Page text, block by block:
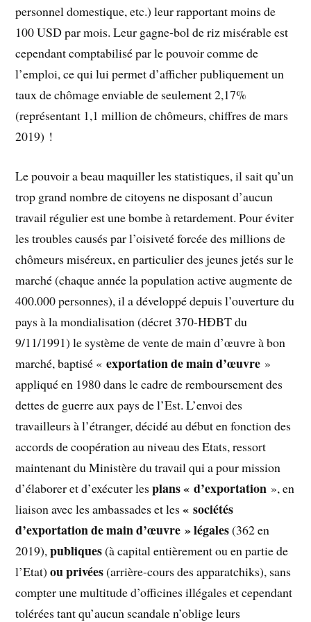
personnel domestique, etc.) leur rapportant moins de
100 USD par mois. Leur gagne-bol de riz misérable est
cependant comptabilisé par le pouvoir comme de
l’emploi, ce qui lui permet d’afficher publiquement un
taux de chômage enviable de seulement 2,17%
(représentant 1,1 million de chômeurs, chiffres de mars
2019) !
Le pouvoir a beau maquiller les statistiques, il sait qu’un
trop grand nombre de citoyens ne disposant d’aucun
travail régulier est une bombe à retardement. Pour éviter
les troubles causés par l’oisiveté forcée des millions de
chômeurs miséreux, en particulier des jeunes jetés sur le
marché (chaque année la population active augmente de
400.000 personnes), il a développé depuis l’ouverture du
pays à la mondialisation (décret 370-HĐBT du
9/11/1991) le système de vente de main d’œuvre à bon
marché, baptisé «exportation de main d’œuvre »
appliqué en 1980 dans le cadre de remboursement des
dettes de guerre aux pays de l’Est. L’envoi des
travailleurs à l’étranger, décidé au début en fonction des
accords de coopération au niveau des Etats, ressort
maintenant du Ministère du travail qui a pour mission
d’élaborer et d’exécuter lesplans « d’exportation », en
liaison avec les ambassades et les« sociétés
d’exportation de main d’œuvre » légales(362 en
2019),publiques(à capital entièrement ou en partie de
l’Etat)ou privées(arrière-cours des apparatchiks), sans
compter une multitude d’officines illégales et cependant
tolérées tant qu’aucun scandale n’oblige leurs